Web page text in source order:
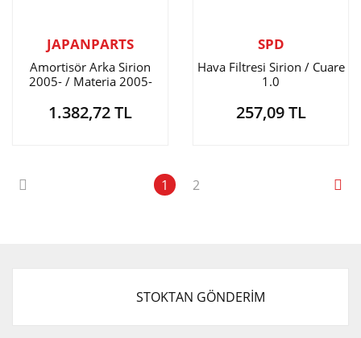
JAPANPARTS
Amortisör Arka Sirion
2005- / Materia 2005-
1.382,72 TL
SPD
Hava Filtresi Sirion / Cuare
1.0
257,09 TL
1 2
STOKTAN GÖNDERİM